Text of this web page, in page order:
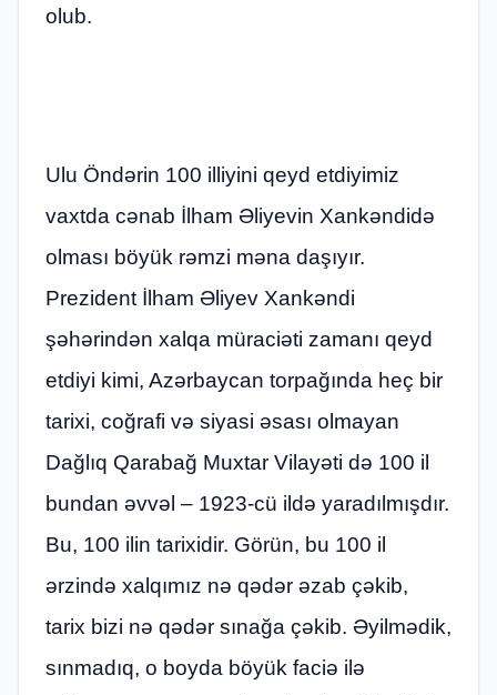
olub.
Ulu Öndərin 100 illiyini qeyd etdiyimiz
vaxtda cənab İlham Əliyevin Xankəndidə
olması böyük rəmzi məna daşıyır.
Prezident İlham Əliyev Xankəndi
şəhərindən xalqa müraciəti zamanı qeyd
etdiyi kimi, Azərbaycan torpağında heç bir
tarixi, coğrafi və siyasi əsası olmayan
Dağlıq Qarabağ Muxtar Vilayəti də 100 il
bundan əvvəl – 1923-cü ildə yaradılmışdır.
Bu, 100 ilin tarixidir. Görün, bu 100 il
ərzində xalqımız nə qədər əzab çəkib,
tarix bizi nə qədər sınağa çəkib. Əyilmədik,
sınmadıq, o boyda böyük faciə ilə